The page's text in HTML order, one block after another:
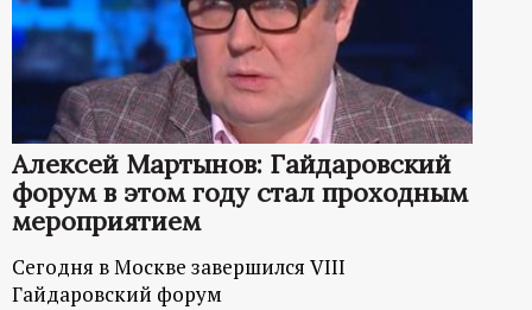
й
п
о
р
т
Алексей Мартынов: Гайдаровский
форум в этом году стал проходным
мероприятием
Сегодня в Москве завершился VIII
Гайдаровский форум